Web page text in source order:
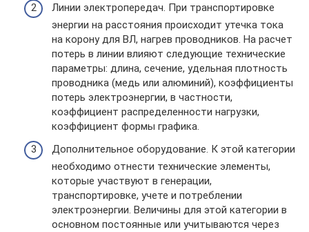
Линии электропередач. При транспортировке
энергии на расстояния происходит утечка тока
на корону для ВЛ, нагрев проводников. На расчет
потерь в линии влияют следующие технические
параметры: длина, сечение, удельная плотность
проводника (медь или алюминий), коэффициенты
потерь электроэнергии, в частности,
коэффициент распределенности нагрузки,
коэффициент формы графика.
Дополнительное оборудование. К этой категории
необходимо отнести технические элементы,
которые участвуют в генерации,
транспортировке, учете и потреблении
электроэнергии. Величины для этой категории в
основном постоянные или учитываются через